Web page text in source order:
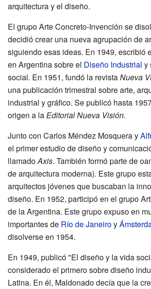
arquitectura y el diseño.
El grupo Arte Concreto-Invención se
decidió crear una nueva agrupación de
siguiendo esas ideas. En 1949, escribió
en Argentina sobre el Diseño Industrial y
social. En 1951, fundó la revistaNueva
una publicación trimestral sobre arte,
industrial y gráfico. Se publicó hasta
origen a laEditorial Nueva Visión.
Junto con Carlos Méndez Mosquera y
el primer estudio de diseño y
llamadoAxis. También formó parte de
de arquitectura moderna). Este grupo
arquitectos jóvenes que buscaban la
diseño. En 1952, participó en el grupo
de la Argentina. Este grupo expuso en
importantes de Río de Janeiroy
disolverse en 1954.
En 1949, publicó "El diseño y la vida
considerado el primero sobre diseño
Latina. En él, Maldonado decía que la